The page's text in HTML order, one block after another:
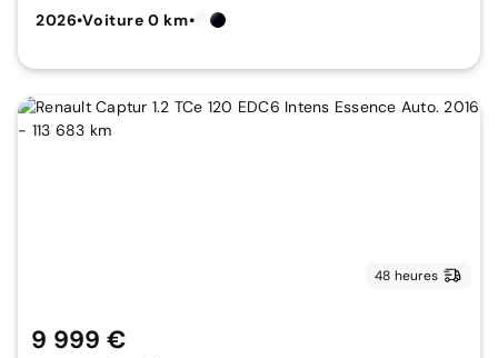
2026•Voiture 0 km•
48 heures
9 999 €